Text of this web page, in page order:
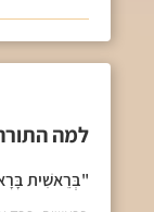
למה
"בְּרֵאשִׁית